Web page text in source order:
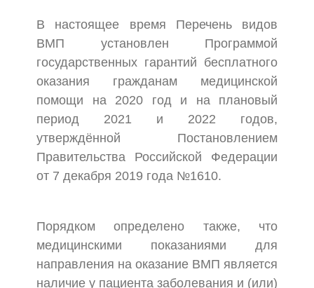
В настоящее время Перечень видов
ВМП установлен Программой
государственных гарантий бесплатного
оказания гражданам медицинской
помощи на 2020 год и на плановый
период 2021 и 2022 годов,
утверждённой Постановлением
Правительства Российской Федерации
от 7 декабря 2019 года №1610.
Порядком определено также, что
медицинскими показаниями для
направления на оказание ВМП является
наличие у пациента заболевания и (или)